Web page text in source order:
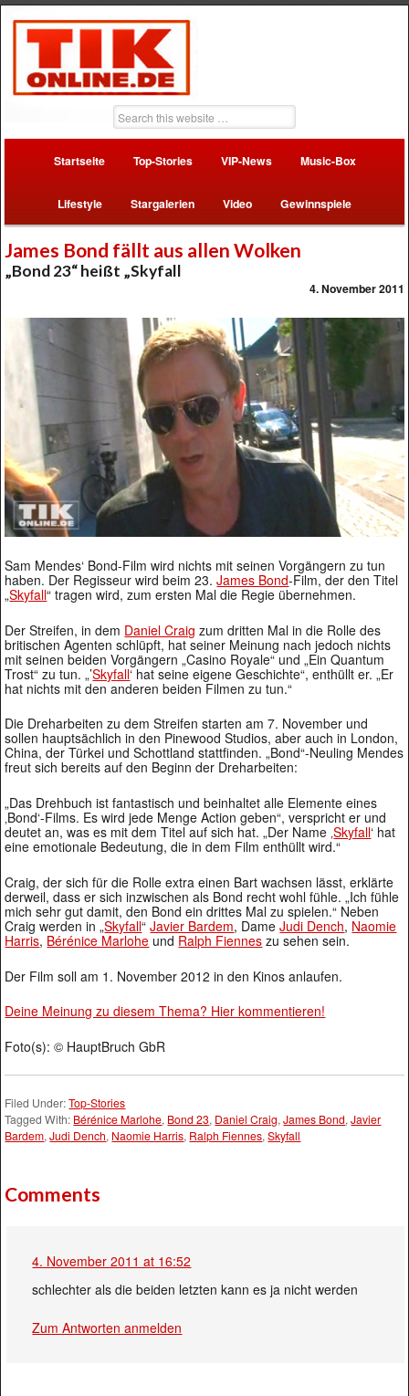
Startseite Top-Stories VIP-News Music-Box
Lifestyle Stargalerien Video Gewinnspiele
James Bond fällt aus allen Wolken
„Bond 23“ heißt „Skyfall
4. November 2011
Sam Mendes‘ Bond-Film wird nichts mit seinen Vorgängern zu tun
haben. Der Regisseur wird beim 23.James Bond-Film, der den Titel
„Skyfall“ tragen wird, zum ersten Mal die Regie übernehmen.
Der Streifen, in dem Daniel Craig zum dritten Mal in die Rolle des
britischen Agenten schlüpft, hat seiner Meinung nach jedoch nichts
mit seinen beiden Vorgängern „Casino Royale“ und „Ein Quantum
Trost“ zu tun. „’Skyfall‘ hat seine eigene Geschichte“, enthüllt er. „Er
hat nichts mit den anderen beiden Filmen zu tun.“
Die Dreharbeiten zu dem Streifen starten am 7. November und
sollen hauptsächlich in den Pinewood Studios, aber auch in London,
China, der Türkei und Schottland stattfinden. „Bond“-Neuling Mendes
freut sich bereits auf den Beginn der Dreharbeiten:
„Das Drehbuch ist fantastisch und beinhaltet alle Elemente eines
‚Bond‘-Films. Es wird jede Menge Action geben“, verspricht er und
deutet an, was es mit dem Titel auf sich hat. „Der Name ‚Skyfall‘ hat
eine emotionale Bedeutung, die in dem Film enthüllt wird.“
Craig, der sich für die Rolle extra einen Bart wachsen lässt, erklärte
derweil, dass er sich inzwischen als Bond recht wohl fühle. „Ich fühle
mich sehr gut damit, den Bond ein drittes Mal zu spielen.“ Neben
Craig werden in „Skyfall“Javier Bardem, DameJudi Dench, Naomie
Harris, Bérénice Marlohe und Ralph Fiennes zu sehen sein.
Der Film soll am 1. November 2012 in den Kinos anlaufen.
Deine Meinung zu diesem Thema? Hier kommentieren!
Foto(s): © HauptBruch GbR
Filed Under:Top-Stories
Tagged With: Bérénice Marlohe, Bond 23, Daniel Craig,James Bond,Javier
Bardem,Judi Dench, Naomie Harris, Ralph Fiennes,Skyfall
Comments
4. November 2011 at 16:52
schlechter als die beiden letzten kann es ja nicht werden
Zum Antworten anmelden